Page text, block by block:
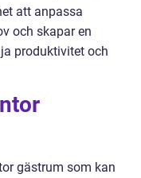
att anpassa
och skapar en
produktivitet och
gästrum som kan